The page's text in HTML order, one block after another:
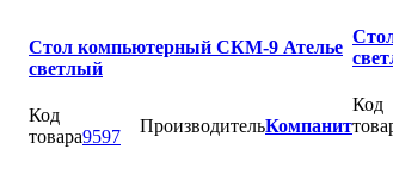
Стол компьютерный СКМ-9 Ателье
светлый
Код
товара9597
ПроизводительКомпанит
Код